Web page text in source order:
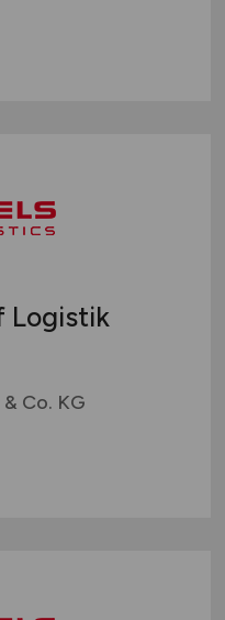
Logistik
Co. KG